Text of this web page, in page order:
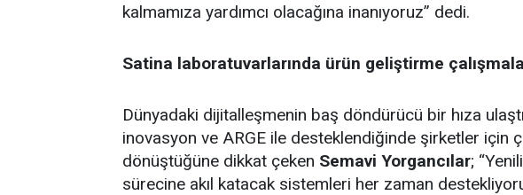
kalmamıza yardımcı olacağına inanıyoruz” dedi.
Satina laboratuvarlarında ürün geliştirme
Dünyadaki dijitalleşmenin baş döndürücü bir hıza
inovasyon ve ARGE ile desteklendiğinde şirketler için
dönüştüğüne dikkat çeken Semavi Yorgancılar;
sürecine akıl katacak sistemleri her zaman